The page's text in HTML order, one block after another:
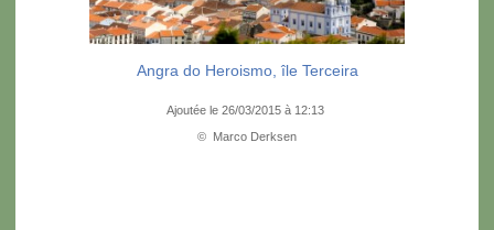
Angra do Heroismo, île Terceira
Ajoutée le 26/03/2015 à 12:13
© Marco Derksen